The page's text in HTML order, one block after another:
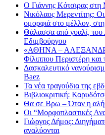
Ο Γιάννης Κότσιρας
Νικόλαος Μερεντίτης:
ομορφιά στο μέλλον,
Θάλασσα από γυαλί, του
Εδιμβούργου
«ΑΘΗΝΑ –
Φίλιππου Περιστέρη
Δασκαλευτικό
Baez
Τα νέα τραγούδια της
Βιβλιοκριτική:
Θα σε Βρω – Όταν η
Οι “Μορφοπλαστικές
Γιώργος Δήμος:
αναλύονται